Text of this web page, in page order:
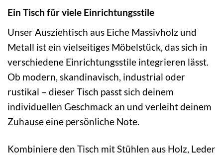
Ein Tisch für viele Einrichtungsstile
Unser Ausziehtisch aus Eiche Massivholz und
Metall ist ein vielseitiges Möbelstück, das sich in
verschiedene Einrichtungsstile integrieren lässt.
Ob modern, skandinavisch, industrial oder
rustikal – dieser Tisch passt sich deinem
individuellen Geschmack an und verleiht deinem
Zuhause eine persönliche Note.
Kombiniere den Tisch mit Stühlen aus Holz, Leder